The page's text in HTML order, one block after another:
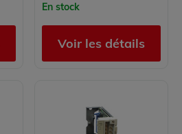
En stock
Voir les détails